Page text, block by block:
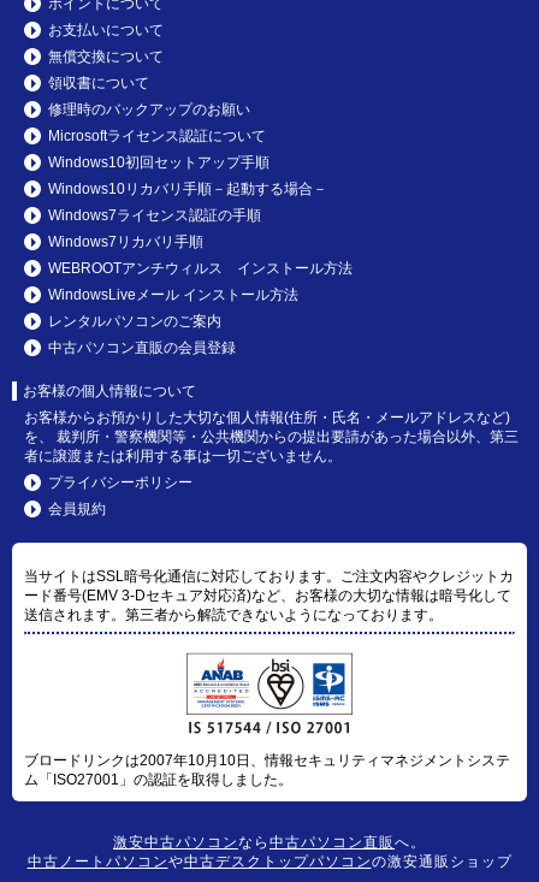
ポイントについて
お支払いについて
無償交換について
領収書について
修理時のバックアップのお願い
Microsoftライセンス認証について
Windows10初回セットアップ手順
Windows10リカバリ手順－起動する場合－
Windows7ライセンス認証の手順
Windows7リカバリ手順
WEBROOTアンチウィルス インストール方法
WindowsLiveメール インストール方法
レンタルパソコンのご案内
中古パソコン直販の会員登録
お客様の個人情報について
お客様からお預かりした大切な個人情報(住所・氏名・メールアドレスなど)
を、 裁判所・警察機関等・公共機関からの提出要請があった場合以外、第三
者に譲渡または利用する事は一切ございません。
プライバシーポリシー
会員規約
当サイトはSSL暗号化通信に対応しております。ご注文内容やクレジットカ
ード番号(EMV 3-Dセキュア対応済)など、お客様の大切な情報は暗号化して
送信されます。第三者から解読できないようになっております。
ブロードリンクは2007年10月10日、情報セキュリティマネジメントシステ
ム「ISO27001」の認証を取得しました。
激安中古パソコンなら 中古パソコン直販 へ。
中古ノートパソコンや中古デスクトップパソコンの激安通販ショップ